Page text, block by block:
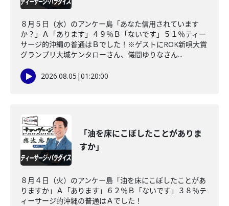
８月５日（水）のアンケー島「あなた信用されています
か？」Ａ「あります」４９％Ｂ「ないです」５１％ティー
サージ的沖縄の普通はＢでした！※ゲストにROK新唄大賞
グランプリ大城ケンタローさん、儀間ゆりなさん...
2026.08.05 |01:20:00
「油を床にこぼしたことがありま
すか」
８月４日（火）のアンケー島「油を床にこぼしたことがあ
りますか」Ａ「あります」６２％Ｂ「ないです」３８％テ
ィーサージ的沖縄の普通はＡでした！